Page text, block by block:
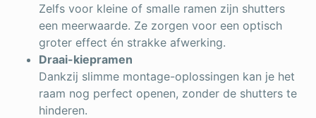
Zelfs voor kleine of smalle ramen zijn shutters
een meerwaarde. Ze zorgen voor een optisch
groter effect én strakke afwerking.
Draai-kiepramen
Dankzij slimme montage-oplossingen kan je het
raam nog perfect openen, zonder de shutters te
hinderen.